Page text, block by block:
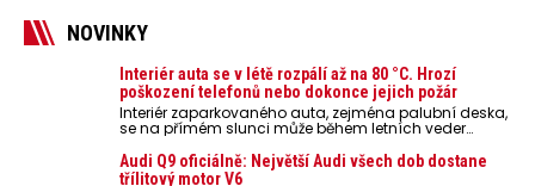
NOVINKY
Interiér auta se v létě rozpálí až na 80 °C. Hrozí
poškození telefonů nebo dokonce jejich požár
Interiér zaparkovaného auta, zejména palubní deska,
se na přímém slunci může během letních veder
nebezpečí pro odložené mobilní telefony, powerbanky
nebo notebooky. Můžou urychlit stárnutí baterií,
Audi Q9 oficiálně: Největší Audi všech dob dostane
třílitový motor V6